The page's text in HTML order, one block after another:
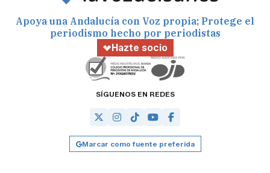
Apoya una Andalucía con Voz propia; Protege el
periodismo hecho por periodistas
Hazte socio
SÍGUENOS EN REDES
Marcar como fuente preferida